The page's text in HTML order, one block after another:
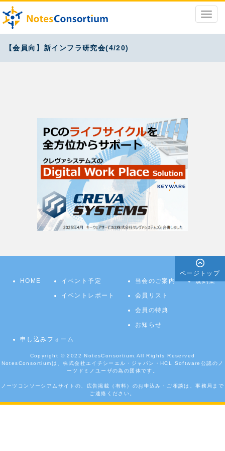
【会員向】新インフラ研究会(4/20)
HOME イベント予定
イベントレポート
当会のご案内
会員リスト
会員の特典
お知らせ
規約集
申し込みフォーム
ページトップ
Copyright © 2022NotesConsortium. All Rights Reserved
NotesConsortiumは、株式会社エイチシーエル・ジャパン・HCL Software公認のノ
ーツドミノユーザの為の団体です。
ノーツコンソーシアムサイトの、広告掲載（有料）のお申込み・ご相談は、事務局まで
ご連絡ください。